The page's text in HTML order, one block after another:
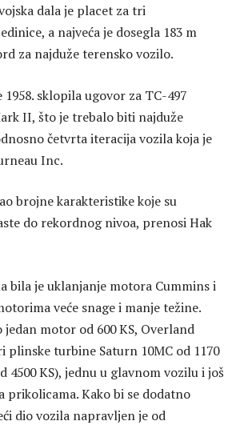
dala je placet za tri
a najveća je dosegla 183 m
za najduže terensko vozilo.
1958. sklopila ugovor za TC-497
II, što je trebalo biti najduže
četvrta iteracija vozila koja je
Inc.
brojne karakteristike koje su
do rekordnog nivoa, prenosi Hak
bila je uklanjanje motora Cummins i
veće snage i manje težine.
jedan motor od 600 KS, Overland
plinske turbine Saturn 10MC od 1170
4500 KS), jednu u glavnom vozilu i još
prikolicama. Kako bi se dodatno
dio vozila napravljen je od